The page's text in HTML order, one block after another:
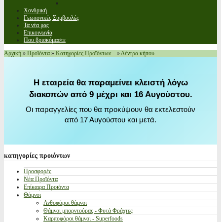
Χονδρική
Γεωπονικές Συμβουλές
Τα νέα μας
Επικοινωνία
Που βρισκόμαστε
Αρχική » Προϊόντα » Κατηγορίες Προϊόντων... »Δέντρα κήπου
Η εταιρεία θα παραμείνει κλειστή λόγω
διακοπών από 9 μέχρι και 16 Αυγούστου.
Οι παραγγελίες που θα προκύψουν θα εκτελεστούν
από 17 Αυγούστου και μετά.
κατηγορίες προιόντων
Προσφορές
Νέα Προϊόντα
Επίκαιρα Προϊόντα
Θάμνοι
Ανθοφόροι θάμνοι
Θάμνοι μπορντούρας - Φυτά Φράχτες
Καρποφόροι θάμνοι - Superfoods